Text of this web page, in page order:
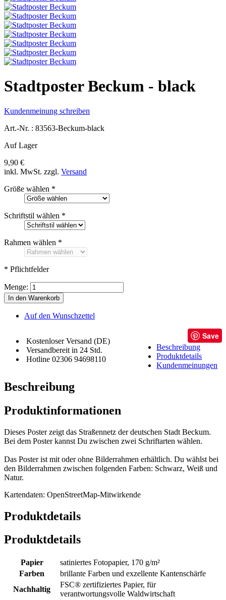
Stadtposter Beckum - black
Kundenmeinung schreiben
Art.-Nr. : 83563-Beckum-black
Auf Lager
9,90 €
inkl. MwSt. zzgl. Versand
Größe wählen *
Schriftstil wählen *
Rahmen wählen *
* Pflichtfelder
Menge:
In den Warenkorb
Auf den Wunschzettel
Kostenloser Versand (DE)
Versandbereit in 24 Std.
Hotline 02306 94698110
Save
Beschreibung
Produktdetails
Kundenmeinungen
Beschreibung
Produktinformationen
Dieses Poster zeigt das Straßennetz der deutschen Stadt Beckum.
Bei dem Poster kannst Du zwischen zwei Schriftarten wählen.
Das Poster ist mit oder ohne Bilderrahmen erhältlich. Du wählst bei
den Bilderrahmen zwischen folgenden Farben: Schwarz, Weiß und
Natur.
Kartendaten: OpenStreetMap-Mitwirkende
Produktdetails
Produktdetails
Papier
satiniertes Fotopapier, 170 g/m²
Farben
brillante Farben und exzellente Kantenschärfe
Nachhaltig
FSC® zertifiziertes Papier, für
verantwortungsvolle Waldwirtschaft